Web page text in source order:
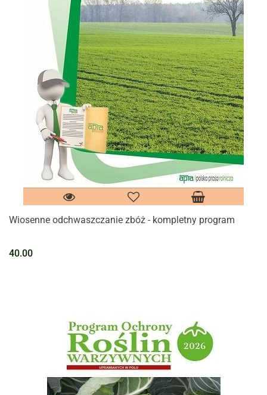
Wiosenne odchwaszczanie zbóż - kompletny program
40.00